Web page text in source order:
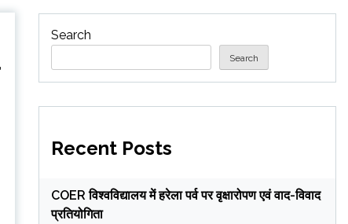
Search
Search
Recent Posts
COER विश्वविद्यालय में हरेला पर्व पर वृक्षारोपण एवं वाद-विवाद
प्रतियोगिता